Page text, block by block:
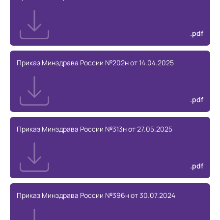
.pdf
Приказ Минздрава России №202н от 14.04.2025
.pdf
Приказ Минздрава России №313н от 27.05.2025
.pdf
Приказ Минздрава России №396н от 30.07.2024